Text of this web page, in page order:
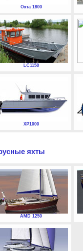
Охта 1800
LC1150
XP1000
яхты
AMD 1250